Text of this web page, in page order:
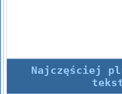
Najczęściej